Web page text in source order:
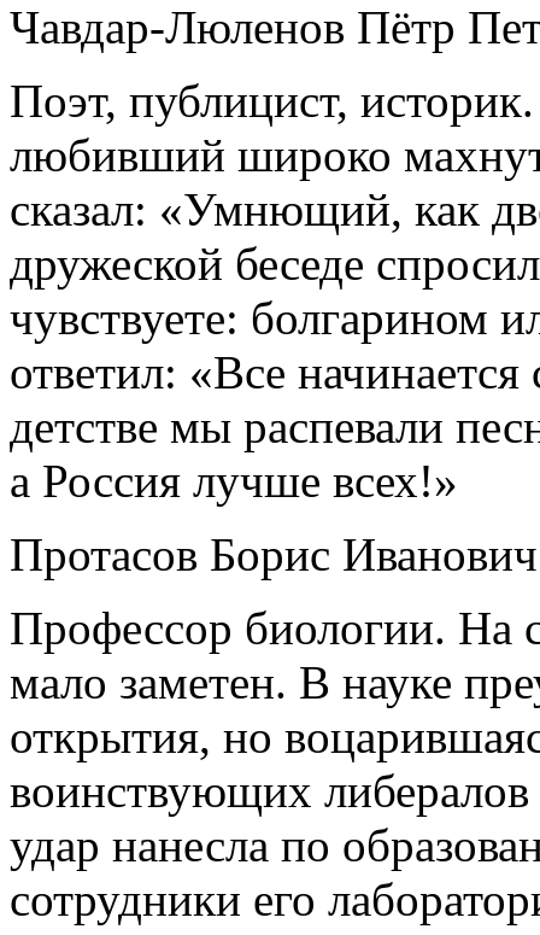
Чавдар-Люленов Пётр
Поэт, публицист,
любивший широко
сказал: «Умнющий, как
дружеской беседе
чувствуете: болгарином
ответил: «Все
детстве мы распевали
а Россия лучше всех!»
Протасов Борис Иванович
Профессор биологии. На
мало заметен. В науке
открытия, но
воинствующих
удар нанесла по
сотрудники его